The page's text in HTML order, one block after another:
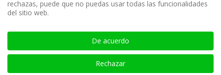
BIBLIOTECA AUDITOOL - ISSN: 2665-1696 y 2665-3508
rechazas, puede que no puedas usar todas las funcionalidades
del sitio web.
De acuerdo
Rechazar